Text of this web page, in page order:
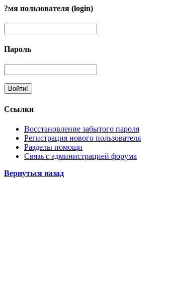
?мя пользователя (login)
Пароль
Ссылки
Восстановление забытого пароля
Регистрация нового пользователя
Разделы помощи
Связь с администрацией форума
Вернуться назад